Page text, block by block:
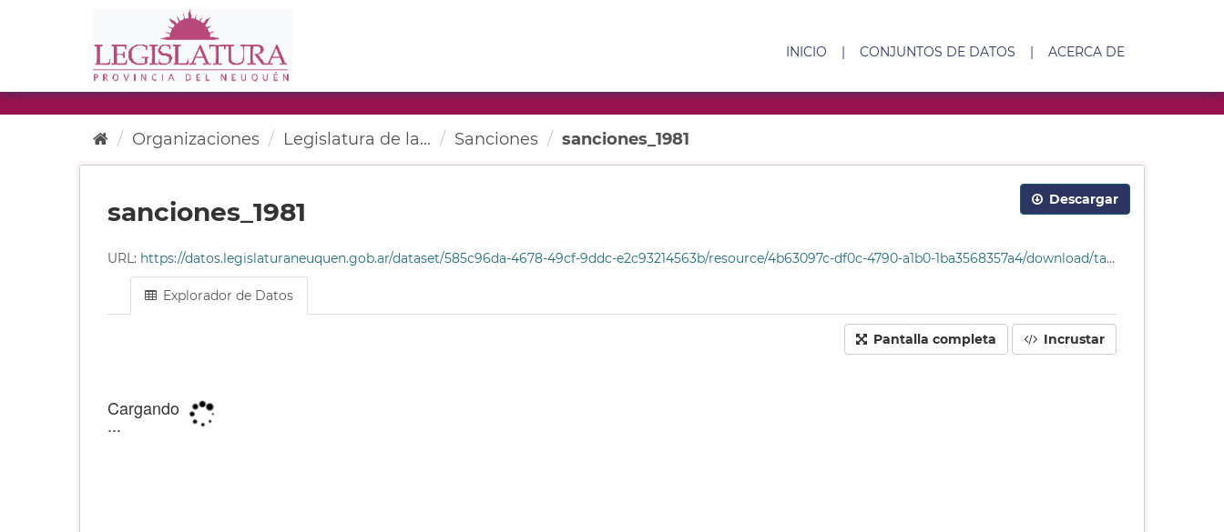
INICIO | CONJUNTOS DE DATOS | ACERCA DE
Organizaciones Legislatura de la... Sanciones sanciones_1981
Descargar
sanciones_1981
URL: https://datos.legislaturaneuquen.gob.ar/dataset/585c96da-4678-49cf-9ddc-e2c93214563b/resource/4b63097c-df0c-4790-a1b0-1ba3568357a4/download/tabla_sanciones_1981.csv
Explorador de Datos
Pantalla completa Incrustar